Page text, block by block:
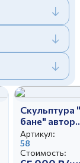
Скульптура
бане" автор
Гатилова
Артикул:
58
Стоимость: